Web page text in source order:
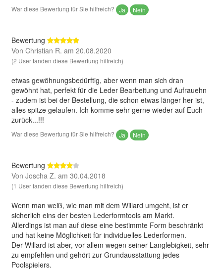
War diese Bewertung für Sie hilfreich? Ja Nein
Bewertung
Von Christian R. am 20.08.2020
(2 User fanden diese Bewertung hilfreich)
etwas gewöhnungsbedürftig, aber wenn man sich dran
gewöhnt hat, perfekt für die Leder Bearbeitung und Aufrauehn
- zudem ist bei der Bestellung, die schon etwas länger her ist,
alles spitze gelaufen. Ich komme sehr gerne wieder auf Euch
zurück...!!!
War diese Bewertung für Sie hilfreich? Ja Nein
Bewertung
Von Joscha Z. am 30.04.2018
(1 User fanden diese Bewertung hilfreich)
Wenn man weiß, wie man mit dem Willard umgeht, ist er
sicherlich eins der besten Lederformtools am Markt.
Allerdings ist man auf diese eine bestimmte Form beschränkt
und hat keine Möglichkeit für individuelles Lederformen.
Der Willard ist aber, vor allem wegen seiner Langlebigkeit, sehr
zu empfehlen und gehört zur Grundausstattung jedes
Poolspielers.